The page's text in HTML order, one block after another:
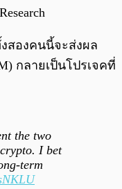
สองคนนี้จะส่งผล
กลายเป็นโปรเจคที่
the two
I bet
term